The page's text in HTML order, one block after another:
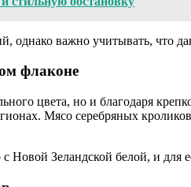
важно учитывать, что
флаконе
цвета, но и благодаря
Мясо серебряных
Новой Зеландской белой, и для